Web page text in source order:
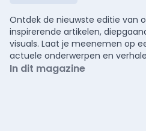
Ontdek de nieuwste editie van
inspirerende artikelen,
visuals. Laat je meenemen op
actuele onderwerpen en
In dit magazine